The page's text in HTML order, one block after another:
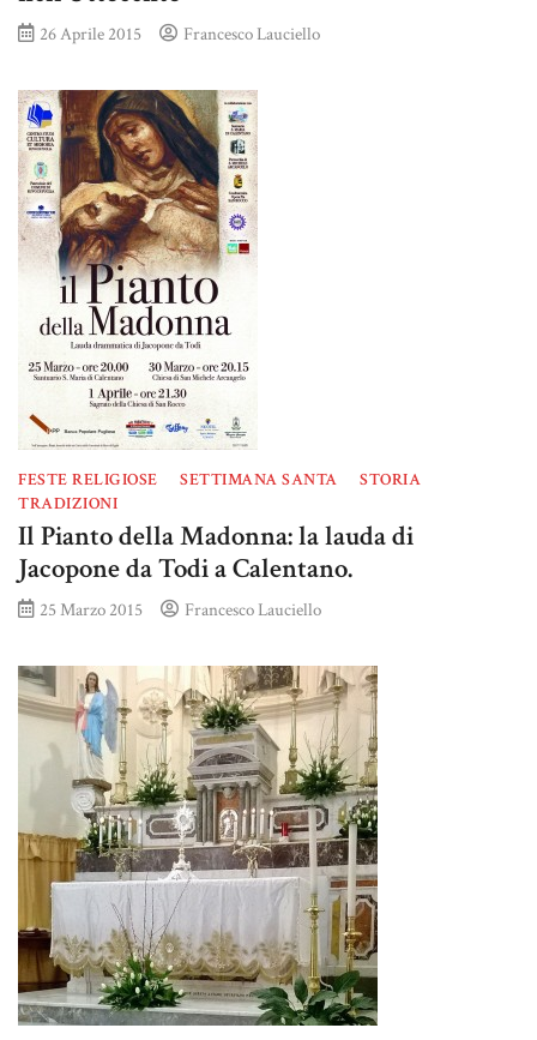
26 Aprile 2015 Francesco Lauciello
FESTE RELIGIOSE SETTIMANA SANTA
STORIA
TRADIZIONI
Il Pianto della Madonna: la lauda di
Jacopone da Todi a Calentano.
25 Marzo 2015 Francesco Lauciello